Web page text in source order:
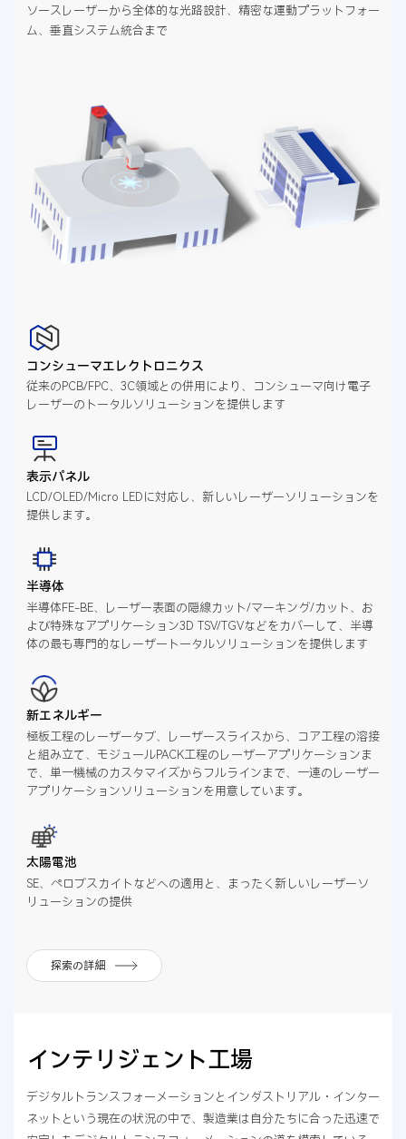
ソースレーザーから全体的な光路設計、精密な運動プラットフォー
ム、垂直システム統合まで
コンシューマエレクトロニクス
従来のPCB/FPC、3C領域との併用により、コンシューマ向け電子
レーザーのトータルソリューションを提供します
表示パネル
LCD/OLED/Micro LEDに対応し、新しいレーザーソリューションを
提供します。
半導体
半導体FE-BE、レーザー表面の隠線カット/マーキング/カット、お
よび特殊なアプリケーション3D TSV/TGVなどをカバーして、半導
体の最も専門的なレーザートータルソリューションを提供します
新エネルギー
極板工程のレーザータブ、レーザースライスから、コア工程の溶接
と組み立て、モジュールPACK工程のレーザーアプリケーションま
で、単一機械のカスタマイズからフルラインまで、一連のレーザー
アプリケーションソリューションを用意しています。
太陽電池
SE、ペロブスカイトなどへの適用と、まったく新しいレーザーソ
リューションの提供
探索の詳細
インテリジェント工場
デジタルトランスフォーメーションとインダストリアル・インター
ネットという現在の状況の中で、製造業は自分たちに合った迅速で